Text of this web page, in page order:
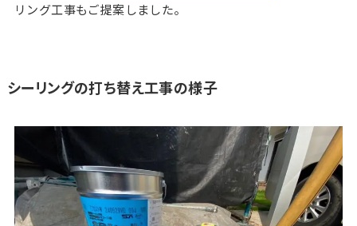
リング工事もご提案しました。
シーリングの打ち替え工事の様子